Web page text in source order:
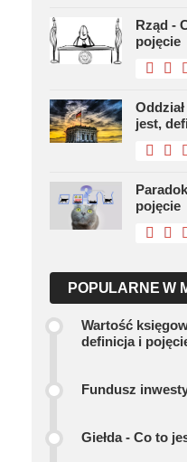
Rząd -
pojęcie
jest,
pojęcie
POPULARNE W
Wartość
definicja i
Fundusz
Giełda - Co to